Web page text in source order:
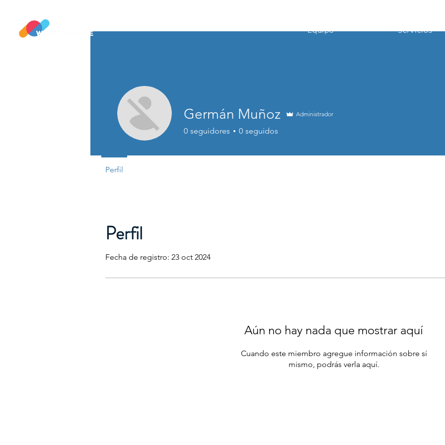
Equipo Servicios
Perfil
Fecha de registro: 23 oct 2024
Aún no hay nada que mostrar aquí
Cuando este miembro agregue información sobre sí
mismo, podrás verla aquí.
Germán Muñoz Administrador
0 seguidores 0 seguidos
Perfil